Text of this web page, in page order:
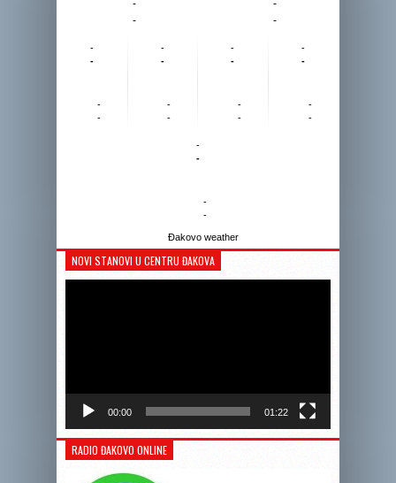
-
-
-
-
-
-
-
-
-
-
-
-
-
-
-
-
-
-
-
-
-
-
-
-
Đakovo weather
NOVI STANOVI U CENTRU ĐAKOVA
00:00 01:22
RADIO ĐAKOVO ONLINE